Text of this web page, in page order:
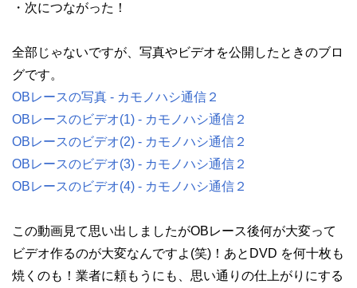
・次につながった！
全部じゃないですが、写真やビデオを公開したときのブロ
グです。
OBレースの写真 - カモノハシ通信２
OBレースのビデオ(1) - カモノハシ通信２
OBレースのビデオ(2) - カモノハシ通信２
OBレースのビデオ(3) - カモノハシ通信２
OBレースのビデオ(4) - カモノハシ通信２
この動画見て思い出しましたがOBレース後何が大変って
ビデオ作るのが大変なんですよ(笑)！あとDVD を何十枚も
焼くのも！業者に頼もうにも、思い通りの仕上がりにする